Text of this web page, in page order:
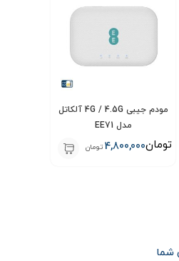
بپیوندید و از تجربه بی‌نظیر
سیم‌کارت، لازم است پس از خرید، از
در ارتباط باشید.
مودم جیبی 4G / 4.5G آلکاتل
مدل EE71
4,800,000 تومان تومان
شما